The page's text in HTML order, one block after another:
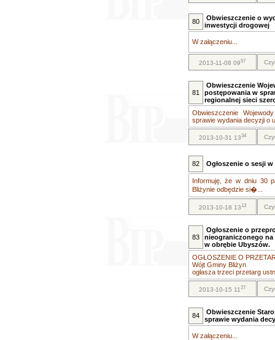
80
Obwieszczenie o
inwestycji drogowej
W załączeniu...
2013-11-08 0957
81
Obwieszczenie
postępowania w
regionalnej sieci
Obwieszczenie
sprawie wydania decyzji o
2013-10-31 1334
82 Ogłoszenie o sesji
Informuję, że w dniu 30
Bliżynie odbędzie si�...
2013-10-18 1313
83
Ogłoszenie o
nieograniczonego na
w obrębie Ubyszów.
OGŁOSZENIE O
Wójt Gminy Bliżyn
ogłasza trzeci przetarg
2013-10-15 1127
84
Obwieszczenie
sprawie wydania
W załączeniu...